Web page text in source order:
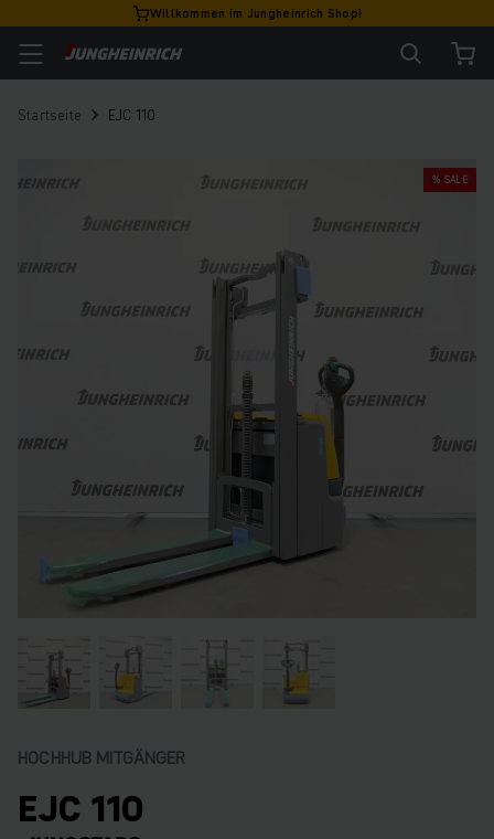
Willkommen im Jungheinrich Shop!
Startseite EJC 110
% SALE
HOCHHUB MITGÄNGER
EJC 110